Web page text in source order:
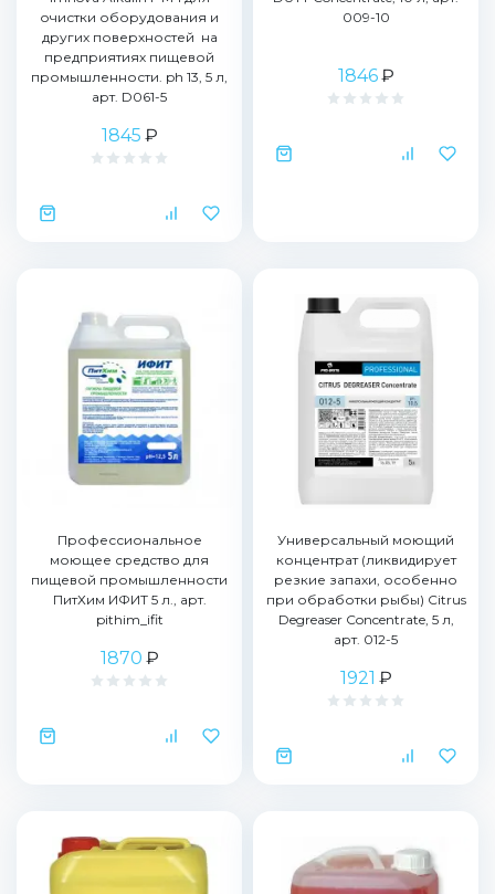
очистки оборудования и
других поверхностей на
предприятиях пищевой
промышленности. ph 13, 5 л,
арт. D061-5
1845 ₽
009-10
1846₽
Профессиональное
моющее средство для
пищевой промышленности
ПитХим ИФИТ 5 л., арт.
pithim_ifit
1870 ₽
Универсальный моющий
концентрат (ликвидирует
резкие запахи, особенно
при обработки рыбы) Citrus
Degreaser Concentrate, 5 л,
арт. 012-5
1921 ₽